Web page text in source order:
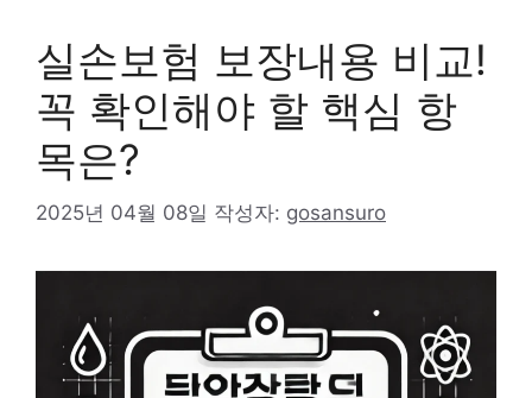
실손보험 보장내용 비교!
꼭 확인해야 할 핵심 항
목은?
2025년 04월 08일 작성자: gosansuro